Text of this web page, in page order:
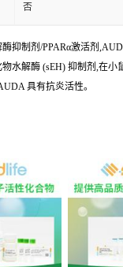
否
抑制剂/PPARα激活剂
水解酶 (sEH) 抑制剂,在小
具有抗炎活性。